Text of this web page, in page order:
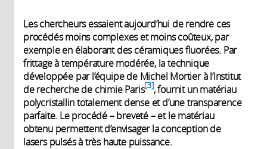
Les chercheurs essaient aujourd’hui de rendre ces
procédés moins complexes et moins coûteux, par
exemple en élaborant des céramiques fluorées. Par
frittage à température modérée, la technique
développée par l’équipe de Michel Mortier à l’Institut
de recherche de chimie Paris 3 , fournit un matériau
polycristallin totalement dense et d’une transparence
parfaite. Le procédé – breveté – et le matériau
obtenu permettent d’envisager la conception de
lasers pulsés à très haute puissance.